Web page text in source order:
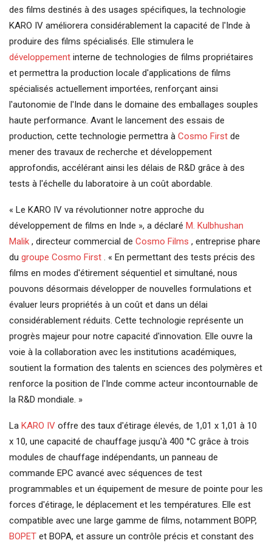
des films destinés à des usages spécifiques, la technologie
KARO IV améliorera considérablement la capacité de l'Inde à
produire des films spécialisés. Elle stimulera le
développement interne de technologies de films propriétaires
et permettra la production locale d'applications de films
spécialisés actuellement importées, renforçant ainsi
l'autonomie de l'Inde dans le domaine des emballages souples
haute performance. Avant le lancement des essais de
production, cette technologie permettra à Cosmo First de
mener des travaux de recherche et développement
approfondis, accélérant ainsi les délais de R&D grâce à des
tests à l'échelle du laboratoire à un coût abordable.
« Le KARO IV va révolutionner notre approche du
développement de films en Inde », a déclaré M. Kulbhushan
Malik , directeur commercial de Cosmo Films , entreprise phare
du groupe Cosmo First . « En permettant des tests précis des
films en modes d'étirement séquentiel et simultané, nous
pouvons désormais développer de nouvelles formulations et
évaluer leurs propriétés à un coût et dans un délai
considérablement réduits. Cette technologie représente un
progrès majeur pour notre capacité d'innovation. Elle ouvre la
voie à la collaboration avec les institutions académiques,
soutient la formation des talents en sciences des polymères et
renforce la position de l'Inde comme acteur incontournable de
la R&D mondiale. »
La KARO IV offre des taux d'étirage élevés, de 1,01 x 1,01 à 10
x 10, une capacité de chauffage jusqu'à 400 °C grâce à trois
modules de chauffage indépendants, un panneau de
commande EPC avancé avec séquences de test
programmables et un équipement de mesure de pointe pour les
forces d'étirage, le déplacement et les températures. Elle est
compatible avec une large gamme de films, notamment BOPP,
BOPET et BOPA, et assure un contrôle précis et constant des